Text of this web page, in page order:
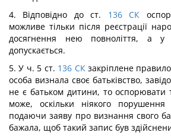
4. Відповідно до ст. 136 СК
можливе тільки після реєстрації
досягнення нею повноліття, а у
допускається.
5. У ч. 5 ст. 136 СКзакріплене
особа визнала своє батьківство,
не є батьком дитини, то оспорювати
може, оскільки ніякого
подаючи заяву про визнання свого
бажала, щоб такий запис був